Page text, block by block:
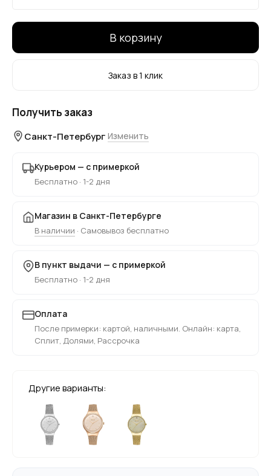
В корзину
Заказ в 1 клик
Получить заказ
Санкт-Петербург Изменить
Курьером — с примеркой
Бесплатно · 1-2 дня
Магазин в Санкт-Петербурге
В наличии · Самовывоз бесплатно
В пункт выдачи — с примеркой
Бесплатно · 1-2 дня
Оплата
После примерки: картой, наличными. Онлайн: карта,
Сплит, Долями, Рассрочка
Другие варианты: